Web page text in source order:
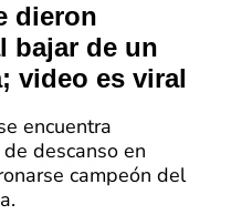
dieron
bajar de un
video es viral
encuentra
descanso en
campeón del